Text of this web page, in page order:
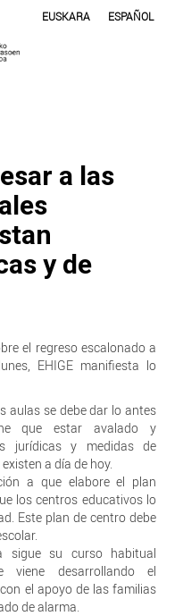
EUSKARA ESPAÑOL
a las
y de
el regreso escalonado a
EHIGE manifiesta lo
aulas se debe dar lo antes
que estar avalado y
jurídicas y medidas de
a día de hoy.
a que elabore el plan
los centros educativos lo
Este plan de centro debe
sigue su curso habitual
desarrollando el
el apoyo de las familias
de alarma.